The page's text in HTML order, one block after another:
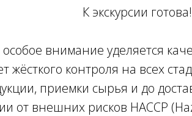
К экскурсии готова!
внимание уделяется
жёсткого контроля на всех
приемки сырья и до
от внешних рисков HACCP